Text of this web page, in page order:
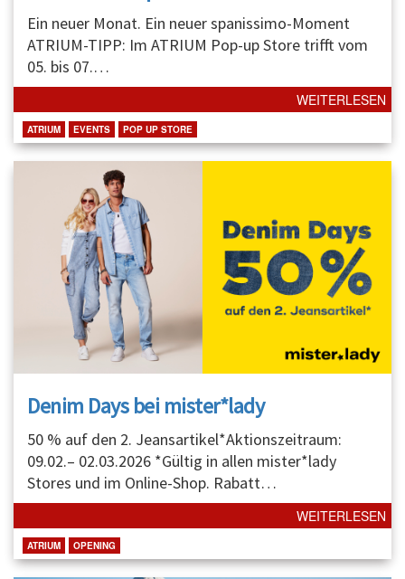
Ein neuer Monat. Ein neuer spanissimo-Moment
ATRIUM-TIPP: Im ATRIUM Pop-up Store trifft vom
05. bis 07.…
WEITERLESEN
ATRIUM EVENTS POP UP STORE
Denim Days bei mister*lady
50 % auf den 2. Jeansartikel*Aktionszeitraum:
09.02.– 02.03.2026 *Gültig in allen mister*lady
Stores und im Online-Shop. Rabatt…
WEITERLESEN
ATRIUM OPENING